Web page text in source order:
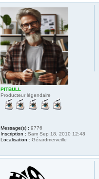
PITBULL
Producteur légendaire
Message(s) : 9776
Inscription : Sam Sep 18, 2010 12:48
Localisation : Gérardmerveille